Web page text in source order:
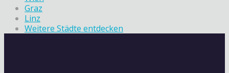
Graz
Linz
Weitere Städte entdecken